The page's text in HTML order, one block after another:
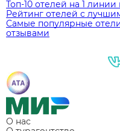
Топ-10 отелей на 1 линии
Рейтинг отелей с
Самые популярные
отзывами
О нас